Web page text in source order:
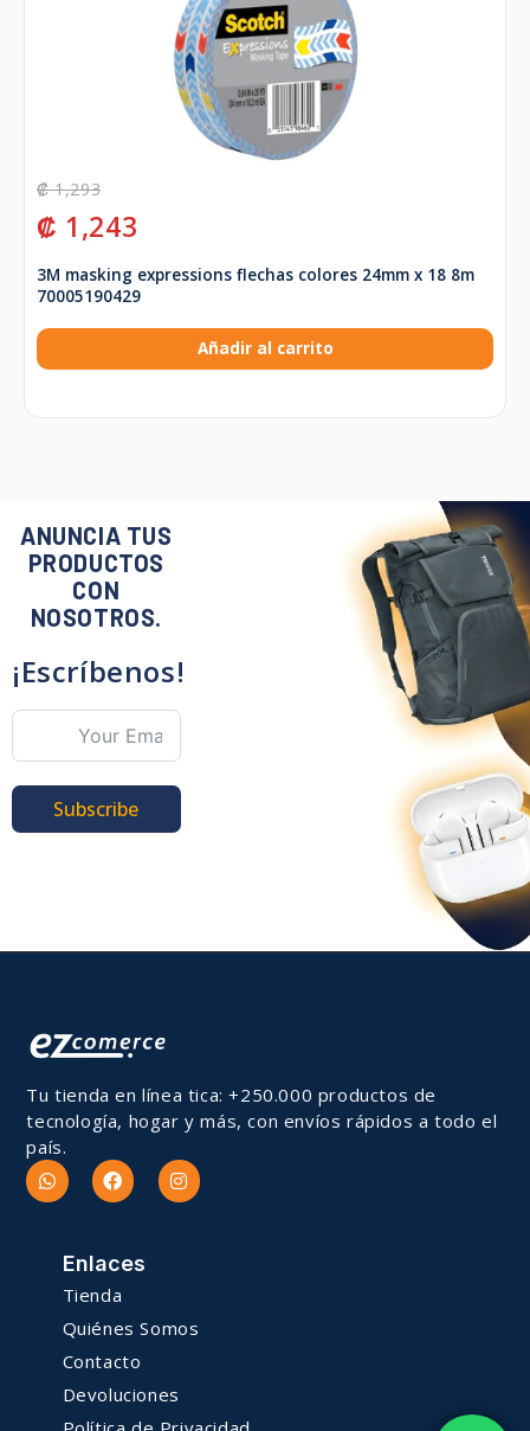
₡1,293
₡ 1,243
3M masking expressions flechas colores 24mm x 18 8m
70005190429
Añadir al carrito
ANUNCIA TUS
PRODUCTOS
CON
NOSOTROS.
¡Escríbenos!
Subscribe
Tu tienda en línea tica: +250.000 productos de
tecnología, hogar y más, con envíos rápidos a todo el
país.
Enlaces
Tienda
Quiénes Somos
Contacto
Devoluciones